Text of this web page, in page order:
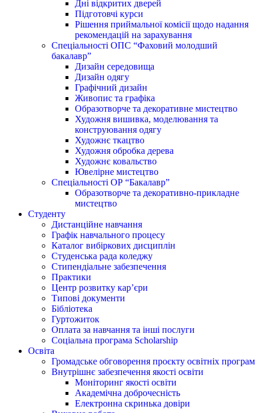
Дні відкритих дверей
Підготовчі курси
Рішення приймальної комісії щодо надання
рекомендацій на зарахування
Спеціальності ОПС “Фаховий молодший
бакалавр”
Дизайн середовища
Дизайн одягу
Графічний дизайн
Живопис та графіка
Образотворче та декоративне мистецтво
Художня вишивка, моделювання та
конструювання одягу
Художнє ткацтво
Художня обробка дерева
Художнє ковальство
Ювелірне мистецтво
Спеціальності ОР “Бакалавр”
Образотворче та декоративно-прикладне
мистецтво
Студенту
Дистанційне навчання
Графік навчального процесу
Каталог вибіркових дисциплін
Студенська рада коледжу
Стипендіальне забезпечення
Практики
Центр розвитку кар’єри
Типові документи
Бібліотека
Гуртожиток
Оплата за навчання та інші послуги
Соціальна програма Scholarship
Освіта
Громадське обговорення проєкту освітніх програм
Внутрішнє забезпечення якості освіти
Моніторинг якості освіти
Академічна доброчесність
Електронна скринька довіри